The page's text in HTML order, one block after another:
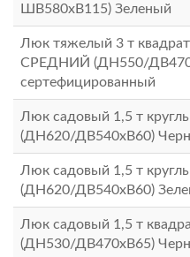
ШВ580хВ115) Зеленый
Люк тяжелый 3 т
СРЕДНИЙ (ДН550/
сертефицированный
Люк садовый 1,5 т
(ДН620/ДВ540хВ60)
Люк садовый 1,5 т
(ДН620/ДВ540хВ60)
Люк садовый 1,5 т
(ДН530/ДВ470хВ65)